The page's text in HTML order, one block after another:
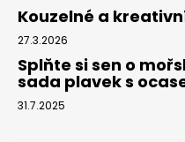
Kouzelné a
27.3.2026
Splňte si sen o
sada plavek s
31.7.2025